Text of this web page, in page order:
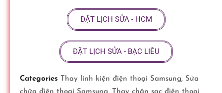
đ
ĐẶT LỊCH SỬA - HCM
ĐẶT LỊCH SỬA - BẠC LIÊU
Categories Thay linh kiện điện thoại Samsung, Sửa